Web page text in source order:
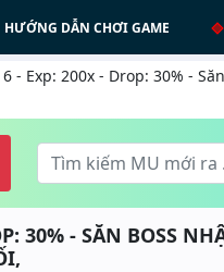
HƯỚNG DẪN CHƠI GAME
- Exp: 200x - Drop: 30% -
30% - SĂN BOSS